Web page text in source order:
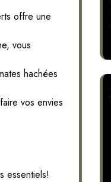
offre une
vous
hachées
vos envies
essentiels!